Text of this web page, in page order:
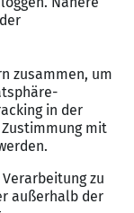
nach